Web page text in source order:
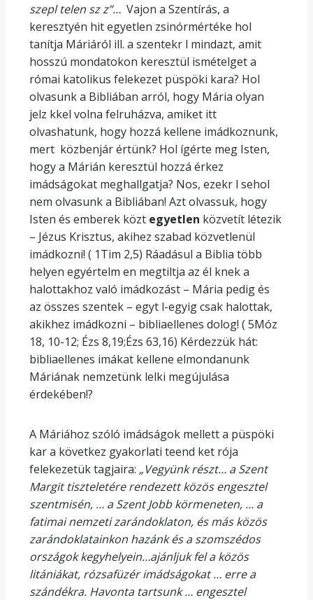
szepl telen sz z”… Vajon a Szentírás, a
keresztyén hit egyetlen zsinórmértéke hol
tanítja Máriáról ill. a szentekr l mindazt, amit
hosszú mondatokon keresztül ismételget a
római katolikus felekezet püspöki kara? Hol
olvasunk a Bibliában arról, hogy Mária olyan
jelz kkel volna felruházva, amiket itt
olvashatunk, hogy hozzá kellene imádkoznunk,
mert közbenjár értünk? Hol ígérte meg Isten,
hogy a Márián keresztül hozzá érkez
imádságokat meghallgatja? Nos, ezekr l sehol
nem olvasunk a Bibliában! Azt olvassuk, hogy
Isten és emberek közt egyetlen közvetít létezik
– Jézus Krisztus, akihez szabad közvetlenül
imádkozni! ( 1Tim 2,5) Ráadásul a Biblia több
helyen egyértelm en megtiltja az él knek a
halottakhoz való imádkozást – Mária pedig és
az összes szentek – egyt l-egyig csak halottak,
akikhez imádkozni – bibliaellenes dolog! ( 5Móz
18, 10-12; Ézs 8,19;Ézs 63,16) Kérdezzük hát:
bibliaellenes imákat kellene elmondanunk
Máriának nemzetünk lelki megújulása
érdekében!?
A Máriához szóló imádságok mellett a püspöki
kar a következ gyakorlati teend ket rója
felekezetük tagjaira: „Vegyünk részt… a Szent
Margit tiszteletére rendezett közös engesztel
szentmisén, … a Szent Jobb körmeneten, … a
fatimai nemzeti zarándoklaton, és más közös
zarándoklatainkon hazánk és a szomszédos
országok kegyhelyein…ajánljuk fel a közös
litániákat, rózsafüzér imádságokat … erre a
szándékra. Havonta tartsunk … engesztel